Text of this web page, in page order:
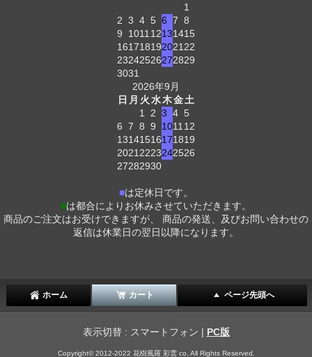
1
2 3 4 5 6 7 8
9
1011 12131415
161718192021 22
23242526272829
3031
2026年9月
日 月 火水木金土
1
2 3 4 5
6 7 8 9 1011 12
13141516171819
2021 2223242526
27282930
■は定休日です。
■は都合によりお休みさせていただきます。
商品のご注文はお受けできますが、 商品の発送、及びお問い合わせの
返信は休業日の翌日以降になります。
ホーム カート ページ先頭へ
表示切替 : スマートフォン | PC版
Copyright© 2012-2022 花樹風羅 彩雲 co, All Rights Reserved.